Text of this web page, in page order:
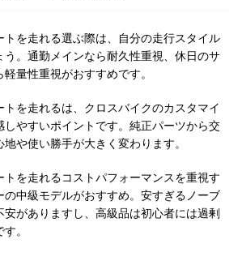
を走れる選ぶ際は、自分の走行スタイル
う。通勤メインなら耐久性重視、休日のサ
量性重視がおすすめです。
を走れるは、クロスバイクのカスタマイ
しやすいポイントです。純正パーツから交
や使い勝手が大きく変わります。
を走れるコストパフォーマンスを重視す
の中級モデルがおすすめ。安すぎるノーブ
安がありますし、高級品は初心者には過剰
。